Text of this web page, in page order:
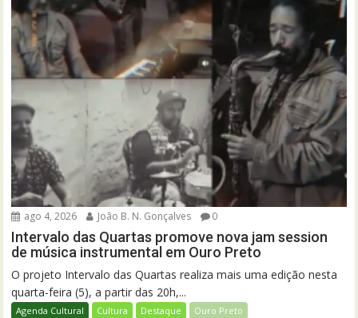
ago 4, 2026 João B. N. Gonçalves 0
Intervalo das Quartas promove nova jam session
de música instrumental em Ouro Preto
O projeto Intervalo das Quartas realiza mais uma edição nesta
quarta-feira (5), a partir das 20h,...
Agenda Cultural Cultura Destaque Ouro Preto